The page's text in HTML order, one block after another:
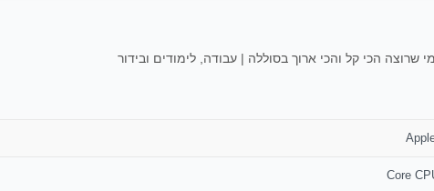
שרוצה הכי קל והכי ארוך בסוללה | עבודה, לימודים ובידור